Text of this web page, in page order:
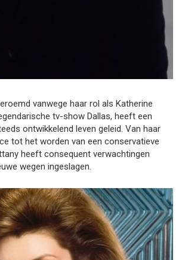
vanwege haar rol als Katherine
tv-show Dallas, heeft een
ontwikkelend leven geleid. Van haar
tot het worden van een conservatieve
heeft consequent verwachtingen
wegen ingeslagen.